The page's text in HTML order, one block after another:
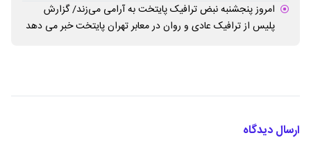
امروز پنجشنبه نبض ترافیک پایتخت به آرامی می‌زند/ گزارش
پلیس از ترافیک عادی و روان در معابر تهران پایتخت خبر می دهد
ارسال دیدگاه